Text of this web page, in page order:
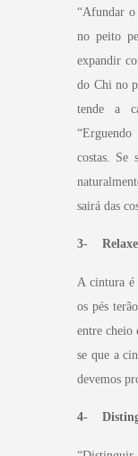
“Afundar
no peito
expandir
do Chi no
tende a
costas. Se
sairá das
3-
A cintura é
os pés
entre cheio
se que a
devemos
4-